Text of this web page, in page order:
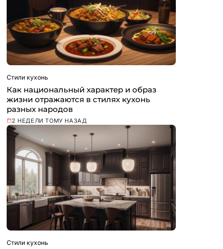
Стили кухонь
Как национальный характер и образ
жизни отражаются в стилях кухонь
разных народов
2 НЕДЕЛИ ТОМУ НАЗАД
Стили кухонь